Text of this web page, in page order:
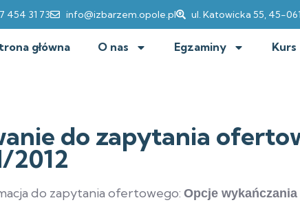
454 31 73 info@izbarzem.opole.pl ul. Katowicka 55, 45-
główna O nas Egzaminy Kurs
do zapytania
2012
do zapytania ofertowego: Opcje